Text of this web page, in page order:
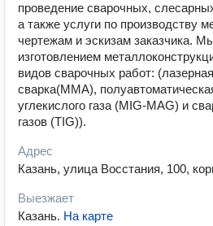
проведение сварочных,
а также услуги по производству
чертежам и эскизам заказчика.
изготовлением
видов сварочных работ:
сварка(ММА),
углекислого газа (MIG-MAG) и
газов (TIG)).
Адрес
Казань, улица Восстания, 100,
Выезжает
Казань. На карте